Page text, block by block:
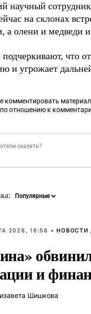
научный
на склонах
а олени и медведи
что
и угрожает
комментировать
отношению к
2026, 16:56 • НОВОСТИ
и
Шишкова